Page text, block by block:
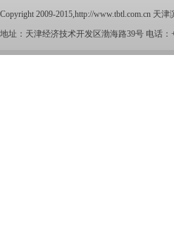
Copyright 2009-2015,http://www.tbtl.com.cn 天津
地址：天津经济技术开发区渤海路39号 电话：